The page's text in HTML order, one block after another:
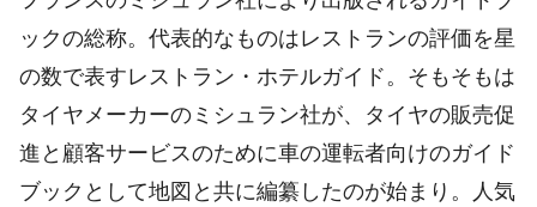
ックの総称。代表的なものはレストランの評価を星
の数で表すレストラン・ホテルガイド。そもそもは
タイヤメーカーのミシュラン社が、タイヤの販売促
進と顧客サービスのために車の運転者向けのガイド
ブックとして地図と共に編纂したのが始まり。人気